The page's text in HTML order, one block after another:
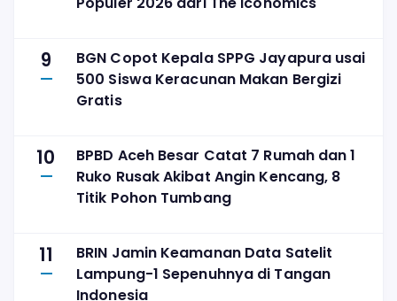
9
BGN Copot Kepala SPPG Jayapura usai
500 Siswa Keracunan Makan Bergizi
Gratis
10
BPBD Aceh Besar Catat 7 Rumah dan 1
Ruko Rusak Akibat Angin Kencang, 8
Titik Pohon Tumbang
11
BRIN Jamin Keamanan Data Satelit
Lampung-1 Sepenuhnya di Tangan
Indonesia